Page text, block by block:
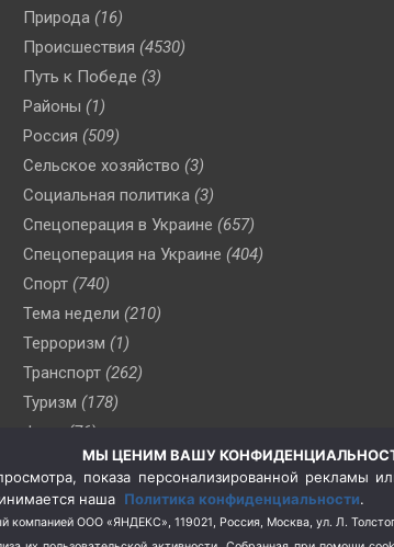
Природа (16)
Происшествия (4530)
Путь к Победе (3)
Районы (1)
Россия (509)
Сельское хозяйство (3)
Социальная политика (3)
Спецоперация в Украине (657)
Спецоперация на Украине (404)
Спорт (740)
Тема недели (210)
Терроризм (1)
Транспорт (262)
Туризм (178)
Флот
(76)
(2)
Школа и спорт
(2)
Экология (8)
МЫ ЦЕНИМ ВАШУ
показа персонализированной рекламы
наша Политика конфиденциальности.
компанией ООО «ЯНДЕКС», 119021, Россия, Москва, ул. Л.